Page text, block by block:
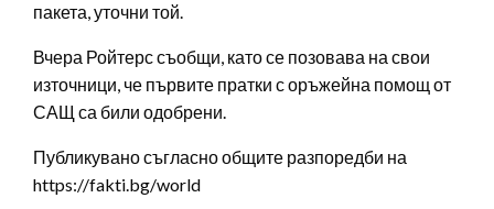
пакета, уточни той.
Вчера Ройтерс съобщи, като се позовава на свои
източници, че първите пратки с оръжейна помощ от
САЩ са били одобрени.
Публикувано съгласно общите разпоредби на
https://fakti.bg/world